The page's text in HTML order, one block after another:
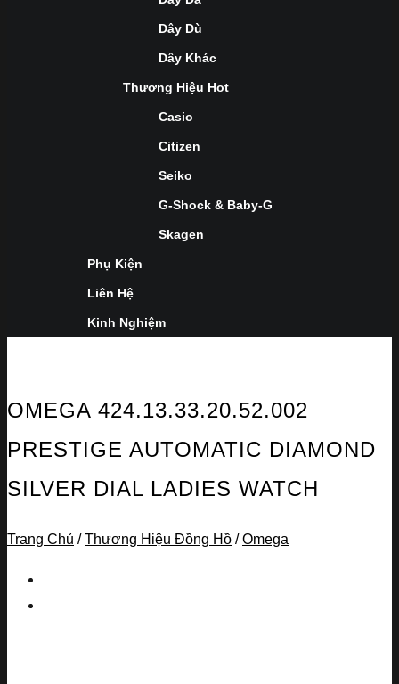
Dây Dù
Dây Khác
Thương Hiệu Hot
Casio
Citizen
Seiko
G-Shock & Baby-G
Skagen
Phụ Kiện
Liên Hệ
Kinh Nghiệm
OMEGA 424.13.33.20.52.002
PRESTIGE AUTOMATIC DIAMOND
SILVER DIAL LADIES WATCH
Trang Chủ / Thương Hiệu Đồng Hồ / Omega